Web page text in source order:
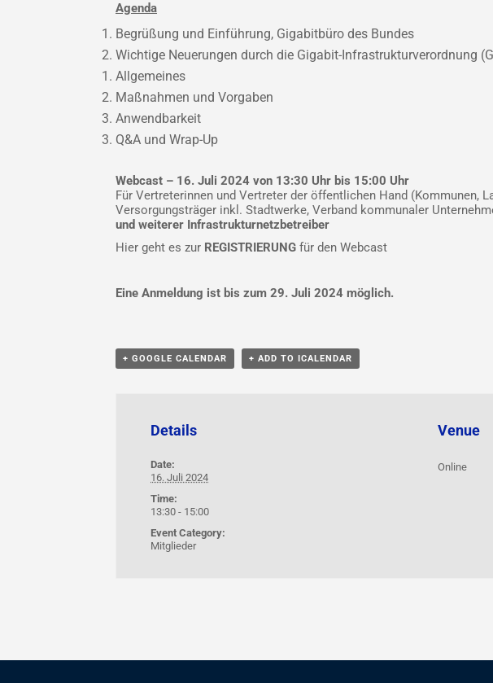
Agenda
Begrüßung und Einführung, Gigabitbüro des Bundes
Wichtige Neuerungen durch die Gigabit-Infrastrukturverordnung
Allgemeines
Maßnahmen und Vorgaben
Anwendbarkeit
Q&A und Wrap-Up
Webcast – 16. Juli 2024 von 13:30 Uhr bis 15:00 Uhr
Für Vertreterinnen und Vertreter der öffentlichen Hand (Kommunen,
Versorgungsträger inkl. Stadtwerke, Verband kommunaler
und weiterer Infrastrukturnetzbetreiber
Hier geht es zur REGISTRIERUNG für den Webcast
Eine Anmeldung ist bis zum 29. Juli 2024 möglich.
+ GOOGLE CALENDAR + ADD TO ICALENDAR
Details
Date:
16. Juli 2024
Time:
13:30 - 15:00
Event Category:
Mitglieder
Venue
Online